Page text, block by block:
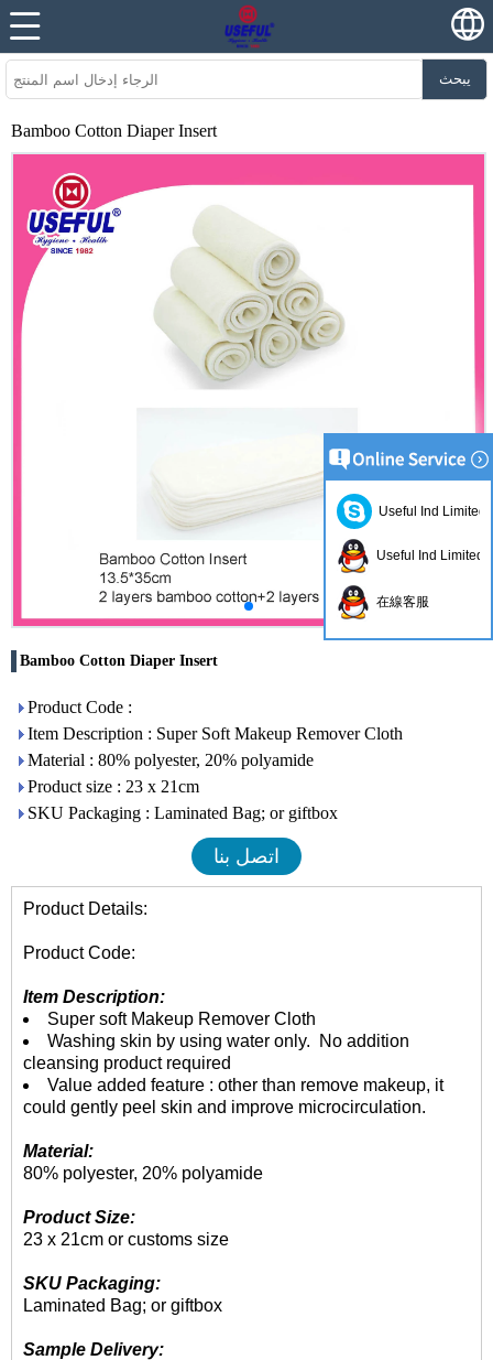
يبحث
Bamboo Cotton Diaper Insert
Bamboo Cotton Diaper Insert
Product Code :
Item Description : Super Soft Makeup Remover Cloth
Material : 80% polyester, 20% polyamide
Product size : 23 x 21cm
SKU Packaging : Laminated Bag; or giftbox
اتصل بنا
Product Details:
Product Code:
Item Description:
Super soft Makeup Remover Cloth
Washing skin by using water only. No addition
cleansing product required
Value added feature : other than remove makeup, it
could gently peel skin and improve microcirculation.
Material:
80% polyester, 20% polyamide
Product Size:
23 x 21cm or customs size
SKU Packaging:
Laminated Bag; or giftbox
Sample Delivery:
Useful Ind Limited
Useful Ind Limited
在線客服